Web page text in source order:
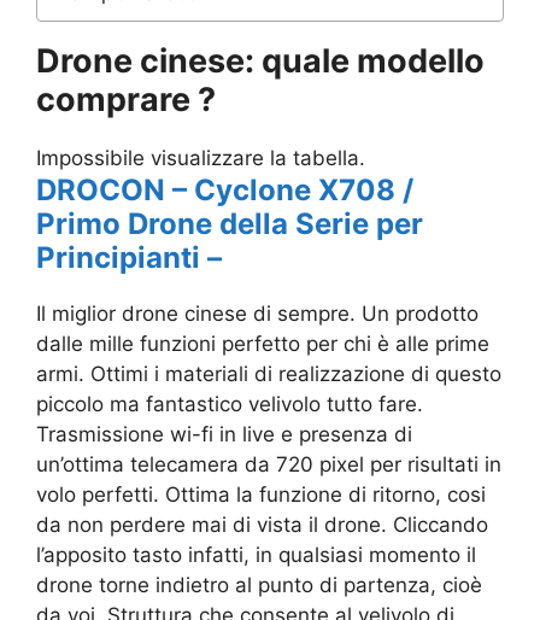
Drone cinese: quale modello
comprare ?
Impossibile visualizzare la tabella.
DROCON – Cyclone X708 /
Primo Drone della Serie per
Principianti –
Il miglior drone cinese di sempre. Un prodotto
dalle mille funzioni perfetto per chi è alle prime
armi. Ottimi i materiali di realizzazione di questo
piccolo ma fantastico velivolo tutto fare.
Trasmissione wi-fi in live e presenza di
un’ottima telecamera da 720 pixel per risultati in
volo perfetti. Ottima la funzione di ritorno, cosi
da non perdere mai di vista il drone. Cliccando
l’apposito tasto infatti, in qualsiasi momento il
drone torne indietro al punto di partenza, cioè
da voi. Struttura che consente al velivolo di